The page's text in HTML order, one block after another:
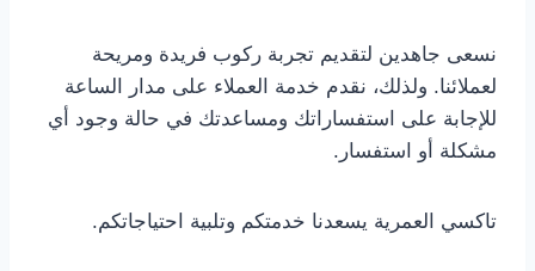
نسعى جاهدين لتقديم تجربة ركوب فريدة ومريحة
لعملائنا. ولذلك، نقدم خدمة العملاء على مدار الساعة
للإجابة على استفساراتك ومساعدتك في حالة وجود أي
مشكلة أو استفسار.
تاكسي العمرية يسعدنا خدمتكم وتلبية احتياجاتكم.